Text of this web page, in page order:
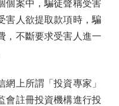
個案中，騙徒聲稱受害
害人欲提取款項時，騙
，不斷要求受害人進一
上所謂「投資專家」
會註冊投資機構進行投